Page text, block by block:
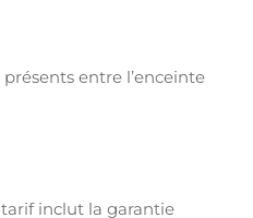
entre l’enceinte
inclut la garantie